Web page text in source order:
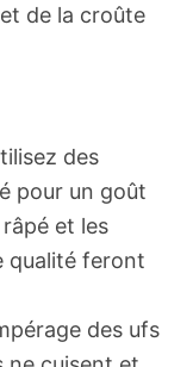
de la croûte
des
pour un goût
et les
qualité feront
des ufs